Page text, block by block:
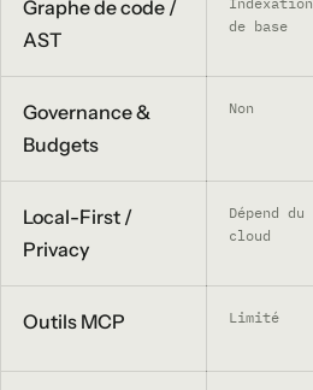
Graphe de code /
AST
de base
Governance &
Budgets
Non
Local-First /
Privacy
Dépend du
cloud
Outils MCP Limité